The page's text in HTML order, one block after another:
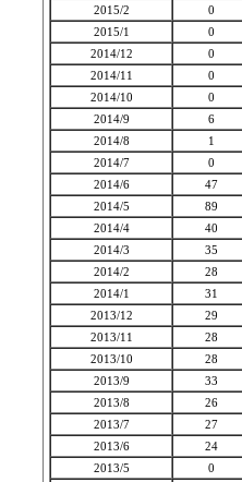
2015/2
0
2015/1
0
2014/12
0
2014/11
0
2014/10
0
2014/9
6
2014/8
1
2014/7
0
2014/6
47
2014/5
89
2014/4
40
2014/3
35
2014/2
28
2014/1
31
2013/12
29
2013/11
28
2013/10
28
2013/9
33
2013/8
26
2013/7
27
2013/6
24
2013/5
0